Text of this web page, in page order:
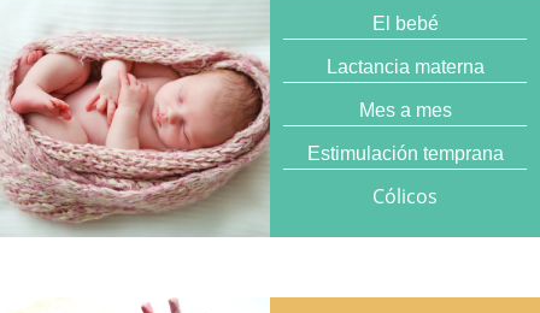
El bebé
Lactancia materna
Mes a mes
Estimulación temprana
Cólicos